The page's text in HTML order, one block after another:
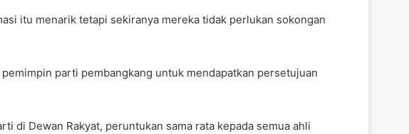
itu menarik tetapi sekiranya mereka tidak perlukan sokongan
parti pembangkang untuk mendapatkan persetujuan
di Dewan Rakyat, peruntukan sama rata kepada semua ahli